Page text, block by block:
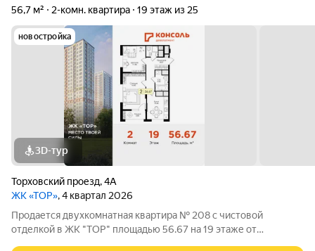
56,7 м²
2-комн. квартира 19 этаж из 25
новостройка
3D-тур
Торховский проезд,4А
ЖК «ТОР», 4 квартал 2026
Продается двухкомнатная квартира № 208 с чистовой
отделкой в ЖК "ТОР" площадью 56.67 на 19 этаже от